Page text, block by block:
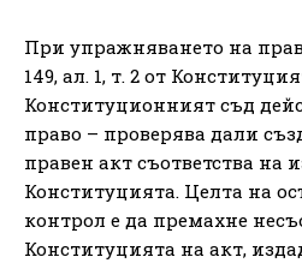
При упражняването на
149, ал. 1, т. 2 от
Конституционният съд
право – проверява дали
правен акт съответства на
Конституцията. Целта на
контрол е да премахне
Конституцията на акт,